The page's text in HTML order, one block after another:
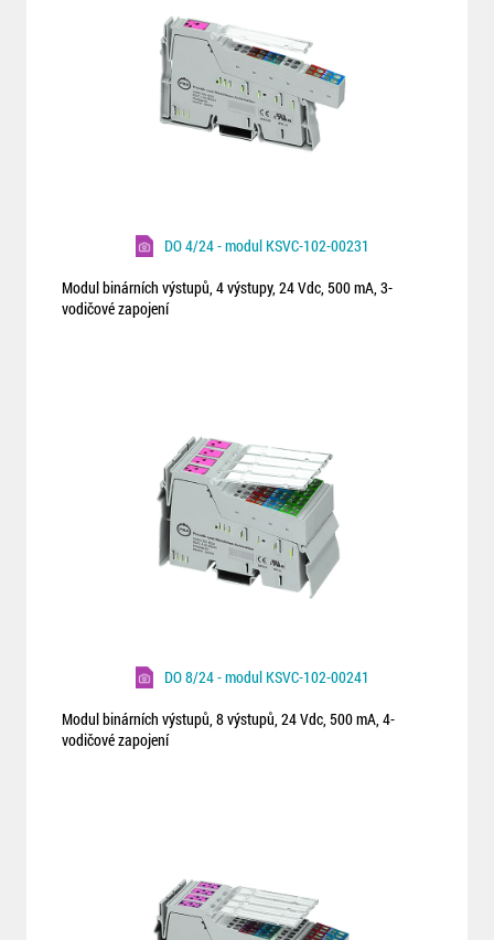
DO 4/24 - modul KSVC-102-00231
Modul binárních výstupů, 4 výstupy, 24 Vdc, 500 mA, 3-
vodičové zapojení
DO 8/24 - modul KSVC-102-00241
Modul binárních výstupů, 8 výstupů, 24 Vdc, 500 mA, 4-
vodičové zapojení